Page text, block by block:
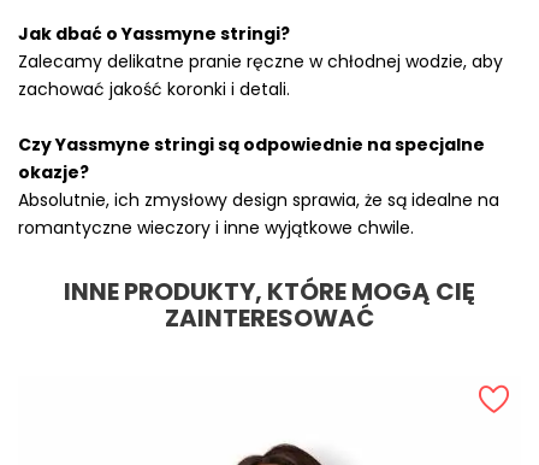
Jak dbać o Yassmyne stringi?
Zalecamy delikatne pranie ręczne w chłodnej wodzie, aby
zachować jakość koronki i detali.
Czy Yassmyne stringi są odpowiednie na specjalne
okazje?
Absolutnie, ich zmysłowy design sprawia, że są idealne na
romantyczne wieczory i inne wyjątkowe chwile.
INNE PRODUKTY, KTÓRE MOGĄ CIĘ
ZAINTERESOWAĆ